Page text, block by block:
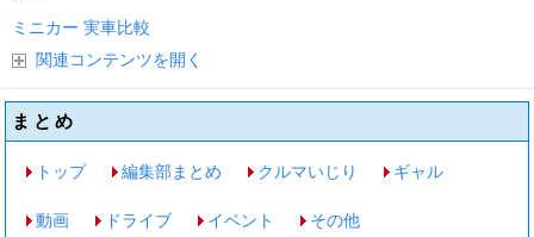
ミニカー 実車比較
関連コンテンツを開く
まとめ
トップ 編集部まとめ クルマいじり ギャル
動画 ドライブ イベント その他